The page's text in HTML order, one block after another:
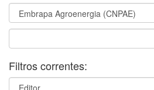
Filtros correntes: